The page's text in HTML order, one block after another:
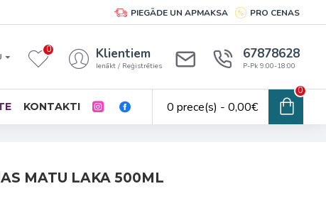
PIEGĀDE UN APMAKSA PRO CENAS
0 Klientiem
Ienākt / Reģistrēties
67878628
P-Pk 9:00-18:00
KONTAKTI 0 prece(s) - 0,00€
0
MATU LAKA 500ML